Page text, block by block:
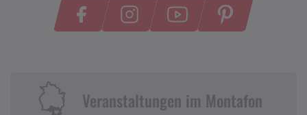
Veranstaltungen im Montafon